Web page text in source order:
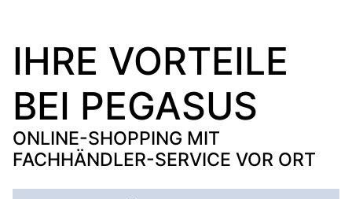
IHRE VORTEILE
BEI PEGASUS
ONLINE-SHOPPING MIT
FACHHÄNDLER-SERVICE VOR ORT